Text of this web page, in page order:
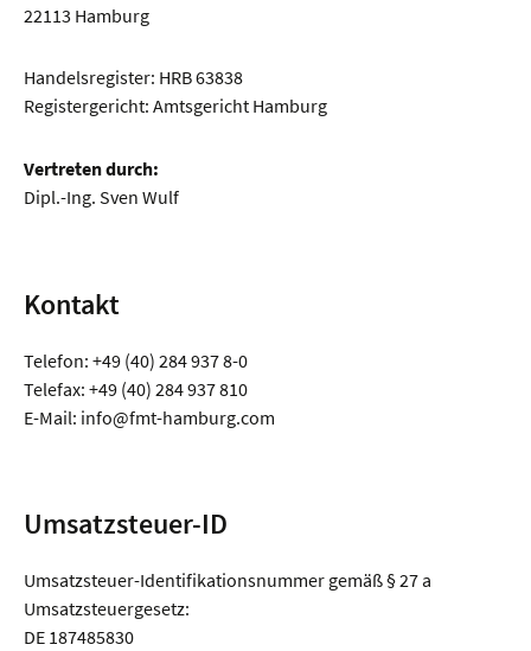
22113 Hamburg
Handelsregister: HRB 63838
Registergericht: Amtsgericht Hamburg
Vertreten durch:
Dipl.-Ing. Sven Wulf
Kontakt
Telefon: +49 (40) 284 937 8-0
Telefax: +49 (40) 284 937 810
E-Mail: info@fmt-hamburg.com
Umsatzsteuer-ID
Umsatzsteuer-Identifikationsnummer gemäß § 27 a
Umsatzsteuergesetz:
DE 187485830